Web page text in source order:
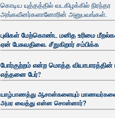
கொடிய யுத்தத்தில் வடகிழக்கில் நிரந்தர
அங்கவீனர்களானோரின் அனுபவங்கள்.
புலிகள் மேற்கொண்ட மனித உரிமை
ஏன் பேசுவதிலை. சீறுகிறார் சம்பிக்க
போர்குற்றம் என்ற மொத்த வியாபாரத்தின்
எத்தனை பேர்?
யாழ்பாணத்து ஆசான்களையும்
அமர வைத்து என்ன சொன்னார்?